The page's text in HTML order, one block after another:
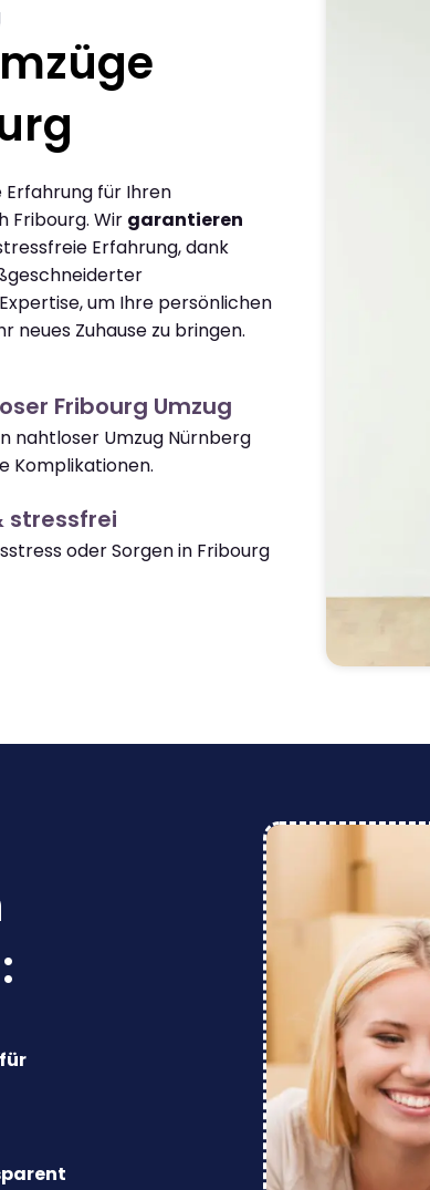
Erfahrung für Ihren
Fribourg. Wir garantieren
Erfahrung, dank
um Ihre persönlichen
neues Zuhause zu bringen.
Fribourg Umzug
nahtloser Umzug Nürnberg
Komplikationen.
stressfrei
oder Sorgen in Fribourg